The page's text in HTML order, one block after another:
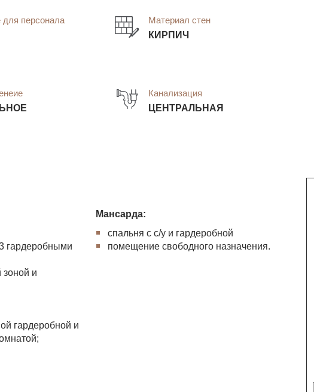
персонала Материал стен
КИРПИЧ
Канализация
ЦЕНТРАЛЬНАЯ
гардеробными
зоной и
гардеробной и
Мансарда:
спальня с с/у и гардеробной
помещение свободного назначения.